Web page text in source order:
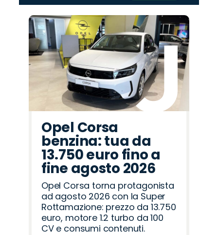
Promo
Lancia
Promo
Jaecoo
Promo
Hyundai
Promo
Seat
Promo
Omoda
Promo
Mazda
Promo
Opel
Promo
Peugeot
Promo
Alfa
Romeo
Promo
Land
Rover
Promo
Citroën
Promo
Jeep
Promo
Cupra
Promo
Abarth
Promo
Fiat
‹ ›
Opel Corsa
benzina: tua da
13.750 euro fino a
fine agosto 2026
Opel Corsa torna protagonista
ad agosto 2026 con la Super
Rottamazione: prezzo da 13.750
euro, motore 1.2 turbo da 100
CV e consumi contenuti.